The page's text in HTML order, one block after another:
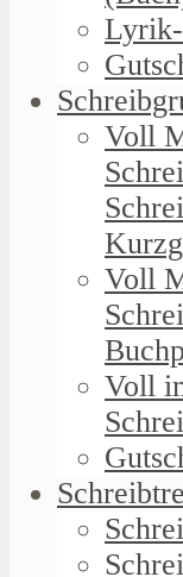
Voll
Voll
Voll